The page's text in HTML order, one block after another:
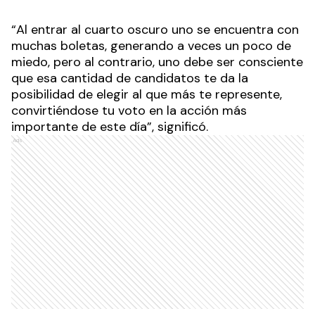
“Al entrar al cuarto oscuro uno se encuentra con
muchas boletas, generando a veces un poco de
miedo, pero al contrario, uno debe ser consciente
que esa cantidad de candidatos te da la
posibilidad de elegir al que más te represente,
convirtiéndose tu voto en la acción más
importante de este día”, significó.
Ads